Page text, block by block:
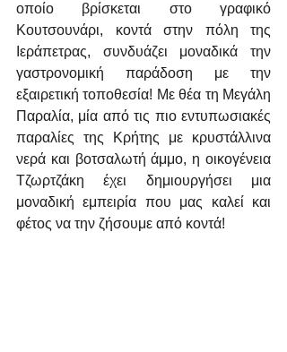
οποίο βρίσκεται στο γραφικό
Κουτσουνάρι, κοντά στην πόλη της
Ιεράπετρας, συνδυάζει μοναδικά την
γαστρονομική παράδοση με την
εξαιρετική τοποθεσία! Με θέα τη Μεγάλη
Παραλία, μία από τις πιο εντυπωσιακές
παραλίες της Κρήτης με κρυστάλλινα
νερά και βοτσαλωτή άμμο, η οικογένεια
Τζωρτζάκη έχει δημιουργήσει μια
μοναδική εμπειρία που μας καλεί και
φέτος να την ζήσουμε από κοντά!